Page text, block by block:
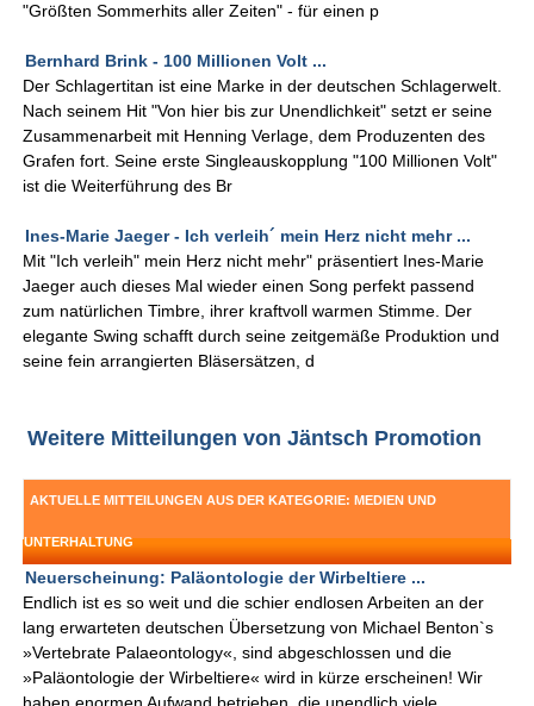
"Größten Sommerhits aller Zeiten" - für einen p
Bernhard Brink - 100 Millionen Volt ...
Der Schlagertitan ist eine Marke in der deutschen Schlagerwelt.
Nach seinem Hit "Von hier bis zur Unendlichkeit" setzt er seine
Zusammenarbeit mit Henning Verlage, dem Produzenten des
Grafen fort. Seine erste Singleauskopplung "100 Millionen Volt"
ist die Weiterführung des Br
Ines-Marie Jaeger - Ich verleih´ mein Herz nicht mehr ...
Mit "Ich verleih" mein Herz nicht mehr" präsentiert Ines-Marie
Jaeger auch dieses Mal wieder einen Song perfekt passend
zum natürlichen Timbre, ihrer kraftvoll warmen Stimme. Der
elegante Swing schafft durch seine zeitgemäße Produktion und
seine fein arrangierten Bläsersätzen, d
Weitere Mitteilungen von Jäntsch Promotion
AKTUELLE MITTEILUNGEN AUS DER KATEGORIE: MEDIEN UND
UNTERHALTUNG
Neuerscheinung: Paläontologie der Wirbeltiere ...
Endlich ist es so weit und die schier endlosen Arbeiten an der
lang erwarteten deutschen Übersetzung von Michael Benton`s
»Vertebrate Palaeontology«, sind abgeschlossen und die
»Paläontologie der Wirbeltiere« wird in kürze erscheinen! Wir